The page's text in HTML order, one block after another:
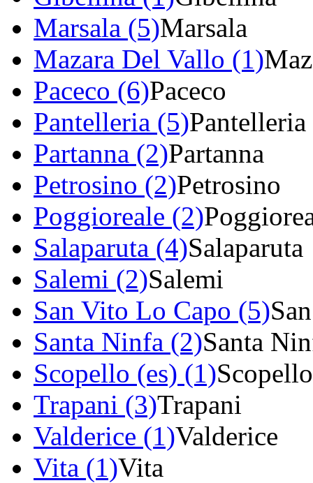
Marsala (5)Marsala
Mazara Del Vallo (1)
Paceco (6)Paceco
Pantelleria (5)Pantelleria
Partanna (2)Partanna
Petrosino (2)Petrosino
Poggioreale (2)
Salaparuta (4)Salaparuta
Salemi (2)Salemi
San Vito Lo Capo (5)
Santa Ninfa (2)Santa
Scopello (es) (1)Scopello
Trapani (3)Trapani
Valderice (1)Valderice
Vita (1)Vita